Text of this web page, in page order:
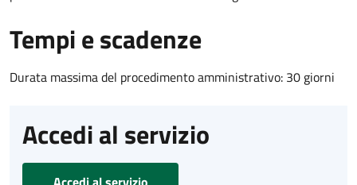
Tempi e scadenze
Durata massima del procedimento amministrativo: 30 giorni
Accedi al servizio